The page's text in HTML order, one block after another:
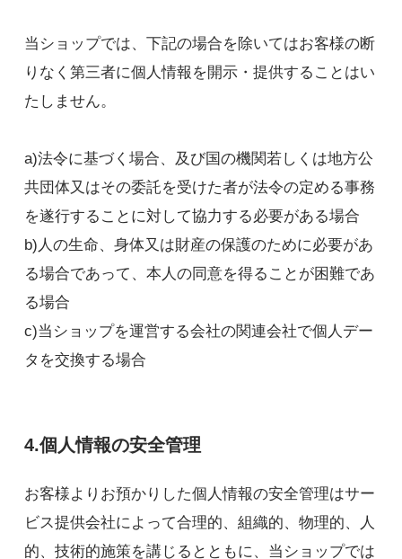
当ショップでは、下記の場合を除いてはお客様の断
りなく第三者に個人情報を開示・提供することはい
たしません。
a)法令に基づく場合、及び国の機関若しくは地方公
共団体又はその委託を受けた者が法令の定める事務
を遂行することに対して協力する必要がある場合
b)人の生命、身体又は財産の保護のために必要があ
る場合であって、本人の同意を得ることが困難であ
る場合
c)当ショップを運営する会社の関連会社で個人デー
タを交換する場合
4.個人情報の安全管理
お客様よりお預かりした個人情報の安全管理はサー
ビス提供会社によって合理的、組織的、物理的、人
的、技術的施策を講じるとともに、当ショップでは